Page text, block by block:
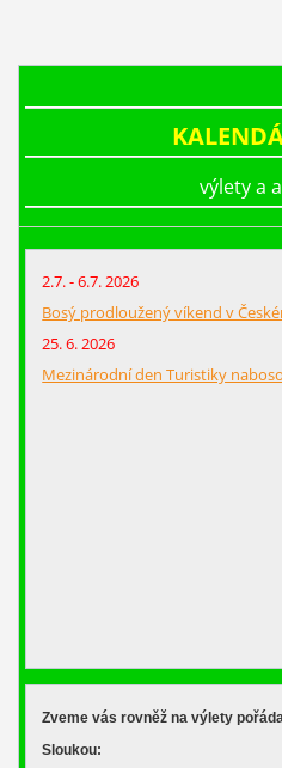
výlety a
2.7. - 6.7. 2026
Bosý prodloužený víkend v
25. 6. 2026
Mezinárodní den Turistiky
Zveme vás rovněž na výlety
Sloukou: